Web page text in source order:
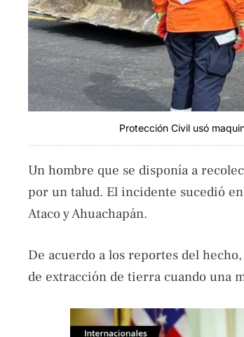
Protección Civil usó
Un hombre que se disponía a
por un talud. El incidente sucedió
Ataco y Ahuachapán.
De acuerdo a los reportes del
de extracción de tierra cuando una